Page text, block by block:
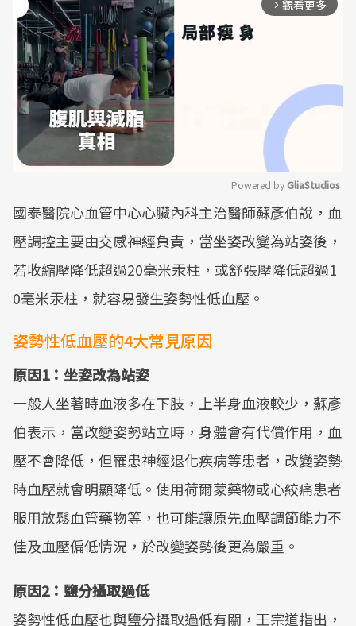
arrow_forward_ios 觀看更多
Mute
Powered by GliaStudios
國泰醫院心血管中心心臟內科主治醫師蘇彥伯說，血
壓調控主要由交感神經負責，當坐姿改變為站姿後，
若收縮壓降低超過20毫米汞柱，或舒張壓降低超過1
0毫米汞柱，就容易發生姿勢性低血壓。
姿勢性低血壓的4大常見原因
原因1：坐姿改為站姿
一般人坐著時血液多在下肢，上半身血液較少，蘇彥
伯表示，當改變姿勢站立時，身體會有代償作用，血
壓不會降低，但罹患神經退化疾病等患者，改變姿勢
時血壓就會明顯降低。使用荷爾蒙藥物或心絞痛患者
服用放鬆血管藥物等，也可能讓原先血壓調節能力不
佳及血壓偏低情況，於改變姿勢後更為嚴重。
原因2：鹽分攝取過低
姿勢性低血壓也與鹽分攝取過低有關，王宗道指出，